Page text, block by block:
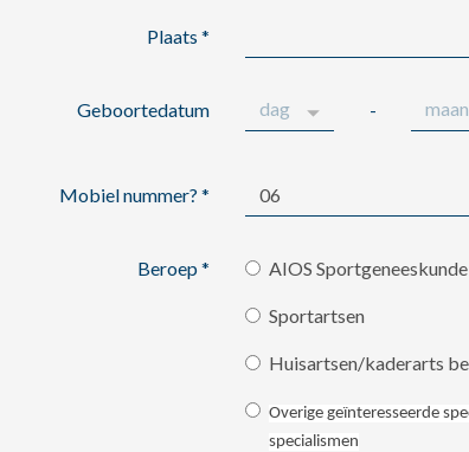
Plaats *
Geboortedatum -
Mobiel nummer? *
Beroep * AIOS Sportgeneeskunde
Sportartsen
Huisartsen/kaderarts
Overige geïnteresseerde
specialismen